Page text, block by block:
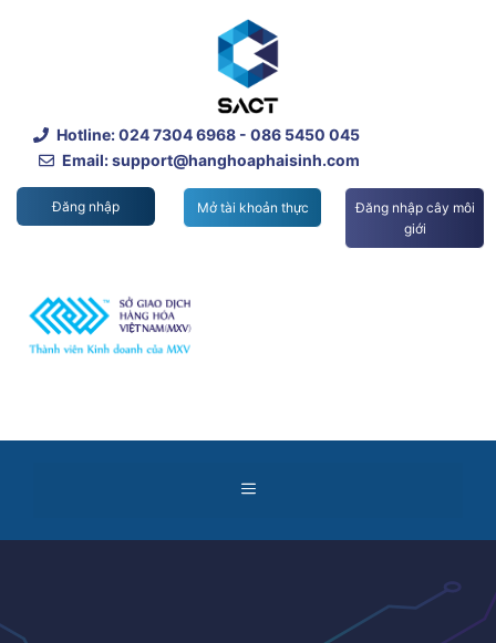
Hotline:024 7304 6968 - 086 5450 045
Email: support@hanghoaphaisinh.com
Đăng nhập Mở tài khoản thực
Đăng nhập cây môi
giới
Menu